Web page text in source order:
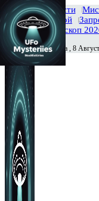
Главная Новости
Тайны вселенной
История
Гороскоп
Сегодня Суббота , 8